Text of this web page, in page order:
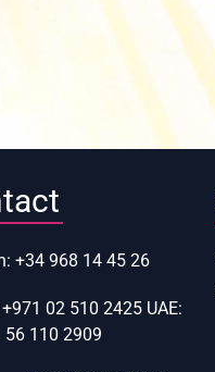
+34 968 14 45 26
+971 02 510 2425 UAE:
56 110 2909